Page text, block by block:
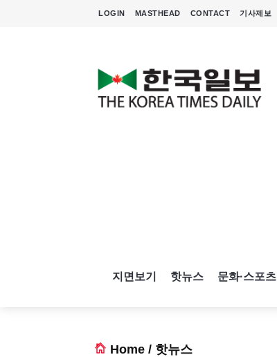
LOGIN MASTHEAD CONTACT 기사제보
지면보기 핫뉴스 문화·스포츠
Home / 핫뉴스